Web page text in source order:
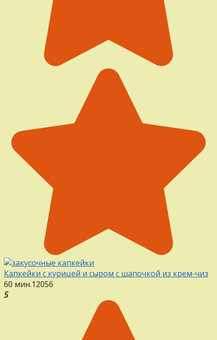
Капкейки с курицей и сыром с шапочкой из крем-чиз
60 мин.12056
5